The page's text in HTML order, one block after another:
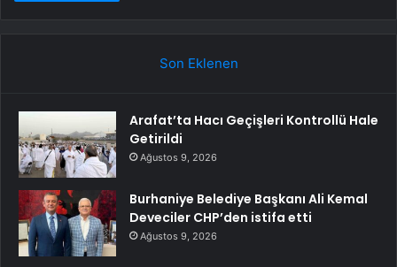
Son Eklenen
Arafat’ta Hacı Geçişleri Kontrollü Hale
Getirildi
Ağustos 9, 2026
Burhaniye Belediye Başkanı Ali Kemal
Deveciler CHP’den istifa etti
Ağustos 9, 2026